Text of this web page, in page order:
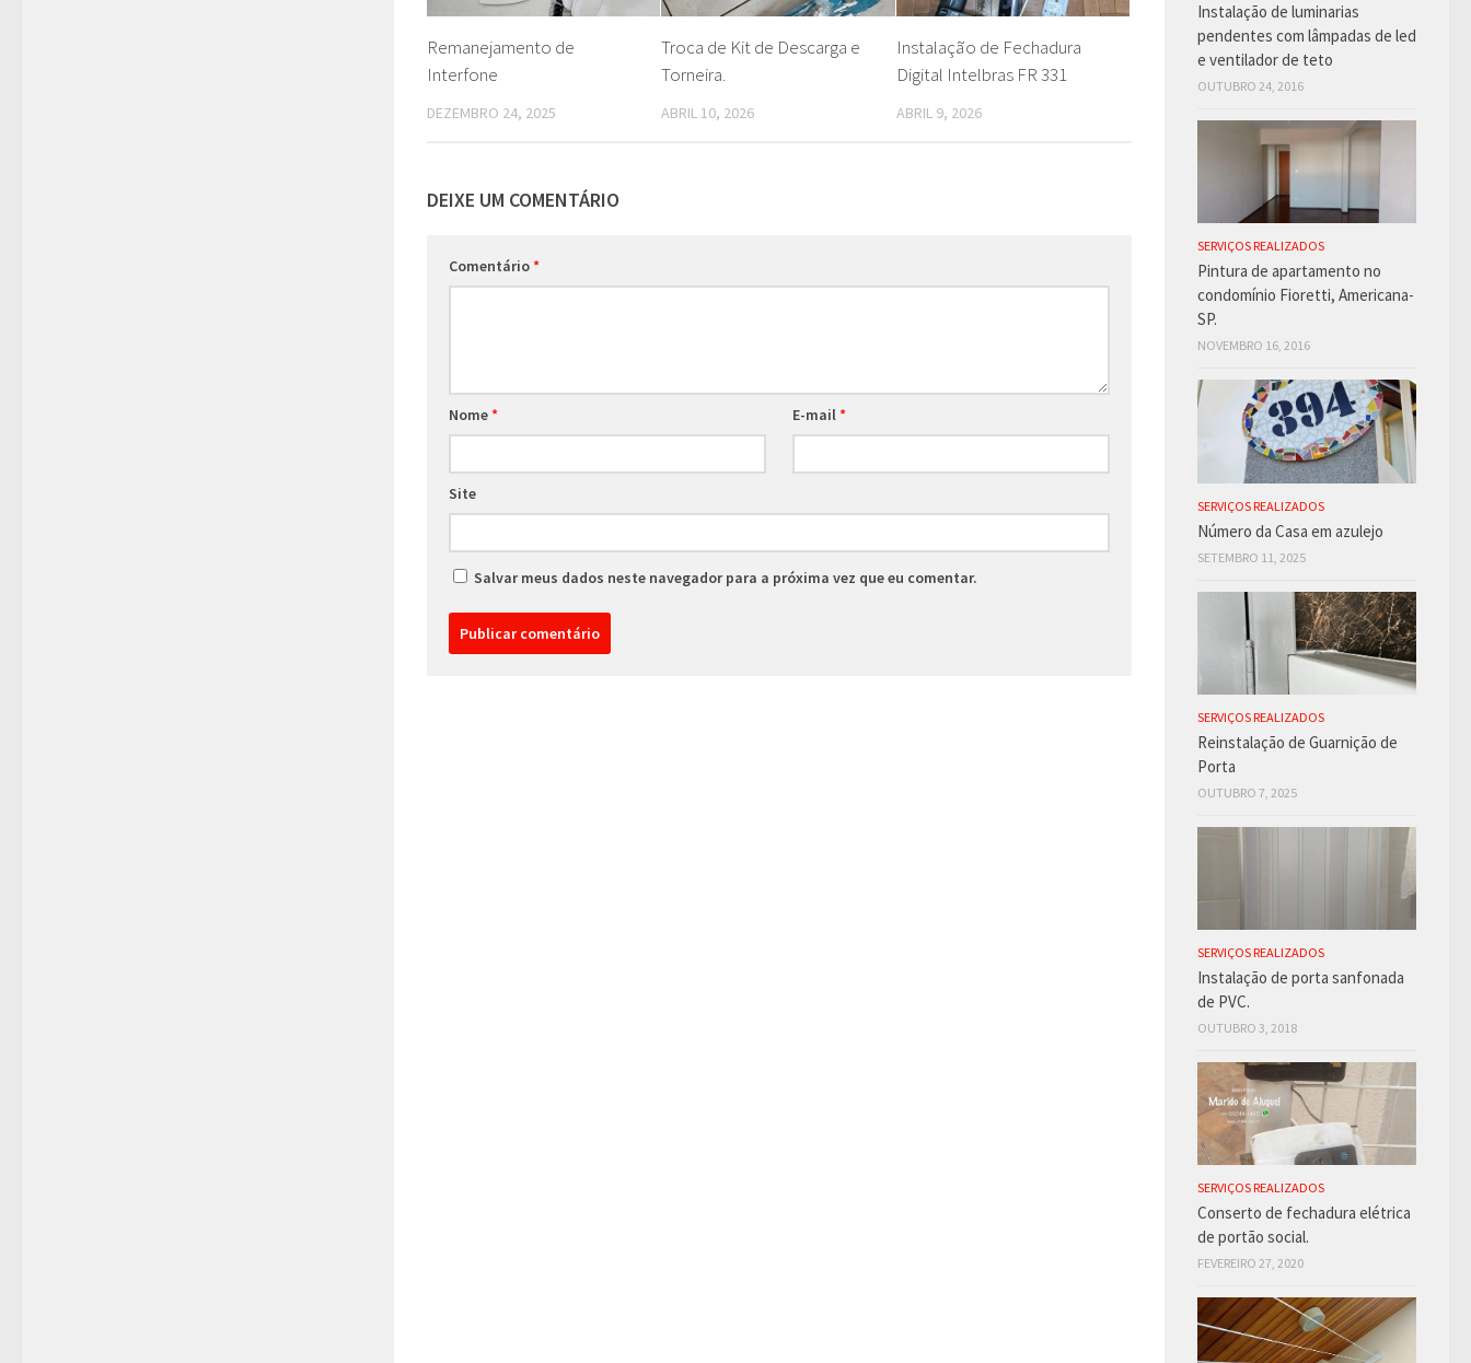
Remanejamento de
Interfone
DEZEMBRO 24, 2025
Troca de Kit de Descarga e
Torneira.
ABRIL 10, 2026
Instalação de Fechadura
Digital Intelbras FR 331
ABRIL 9, 2026
DEIXE UM COMENTÁRIO
Comentário*
Nome* E-mail*
Site
Salvar meus dados neste navegador para a próxima vez que eu comentar.
Instalação de luminarias
pendentes com lâmpadas de led
e ventilador de teto
OUTUBRO 24, 2016
SERVIÇOS REALIZADOS
Pintura de apartamento no
condomínio Fioretti, Americana-
SP.
NOVEMBRO 16, 2016
SERVIÇOS REALIZADOS
Número da Casa em azulejo
SETEMBRO 11, 2025
SERVIÇOS REALIZADOS
Reinstalação de Guarnição de
Porta
OUTUBRO 7, 2025
SERVIÇOS REALIZADOS
Instalação de porta sanfonada
de PVC.
OUTUBRO 3, 2018
SERVIÇOS REALIZADOS
Conserto de fechadura elétrica
de portão social.
FEVEREIRO 27, 2020